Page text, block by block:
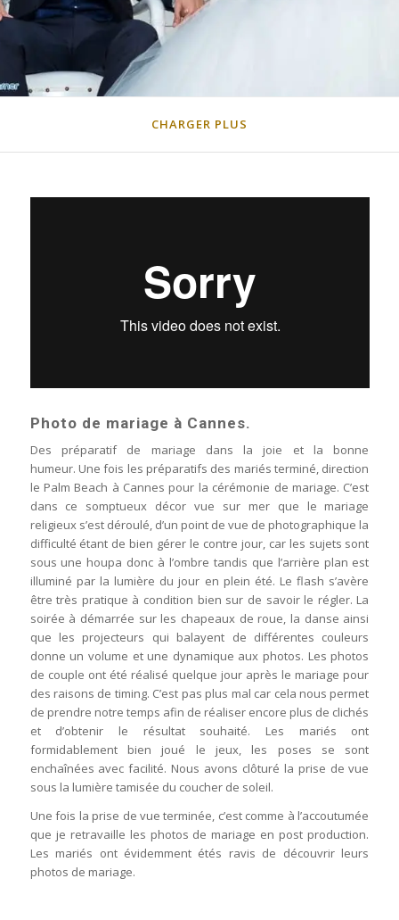
CHARGER PLUS
Photo de mariage à Cannes.
Des préparatif de mariage dans la joie et la bonne
humeur. Une fois les préparatifs des mariés terminé, direction
le Palm Beach à Cannes pour la cérémonie de mariage. C’est
dans ce somptueux décor vue sur mer que le mariage
religieux s’est déroulé, d’un point de vue de photographique la
difficulté étant de bien gérer le contre jour, car les sujets sont
sous une houpa donc à l’ombre tandis que l’arrière plan est
illuminé par la lumière du jour en plein été. Le flash s’avère
être très pratique à condition bien sur de savoir le régler. La
soirée à démarrée sur les chapeaux de roue, la danse ainsi
que les projecteurs qui balayent de différentes couleurs
donne un volume et une dynamique aux photos. Les photos
de couple ont été réalisé quelque jour après le mariage pour
des raisons de timing. C’est pas plus mal car cela nous permet
de prendre notre temps afin de réaliser encore plus de clichés
et d’obtenir le résultat souhaité. Les mariés ont
formidablement bien joué le jeux, les poses se sont
enchaînées avec facilité. Nous avons clôturé la prise de vue
sous la lumière tamisée du coucher de soleil.
Une fois la prise de vue terminée, c’est comme à l’accoutumée
que je retravaille les photos de mariage en post production.
Les mariés ont évidemment étés ravis de découvrir leurs
photos de mariage.